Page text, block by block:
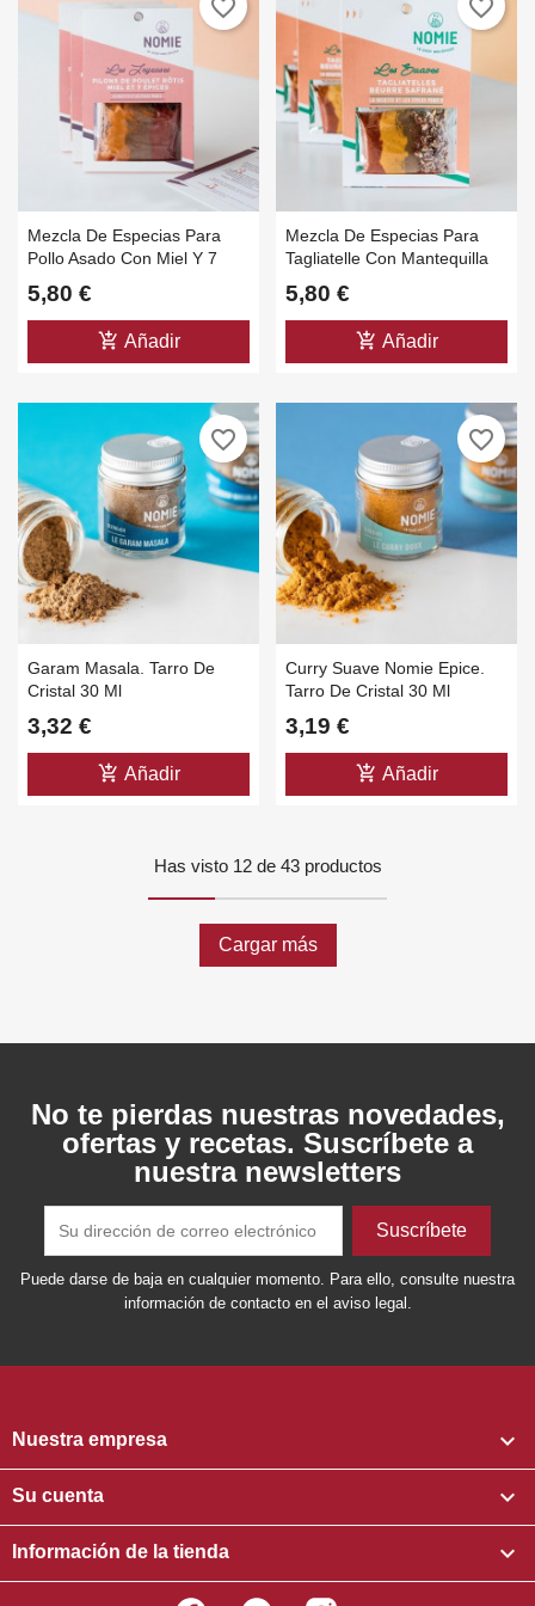
Mezcla De Especias Para
Pollo Asado Con Miel Y 7
5,80 €
add_shopping_cart Añadir
favorite_border
Mezcla De Especias Para
Tagliatelle Con Mantequilla
Gr
5,80 €
add_shopping_cart Añadir
favorite_border
Garam Masala. Tarro De
Cristal 30 Ml
3,32 €
add_shopping_cart Añadir
favorite_border
Curry Suave Nomie Epice.
Tarro De Cristal 30 Ml
3,19 €
add_shopping_cart Añadir
favorite_border
Has visto 12 de 43 productos
Cargar más
No te pierdas nuestras novedades,
ofertas y recetas. Suscríbete a
nuestra newsletters
Puede darse de baja en cualquier momento. Para ello, consulte nuestra
información de contacto en el aviso legal.
Nuestra empresa 
Su cuenta 
Información de la tienda 